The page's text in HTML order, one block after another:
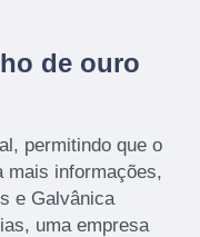
de ouro
permitindo que o
mais informações,
e Galvânica
uma empresa